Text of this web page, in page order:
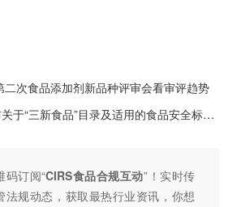
二次食品添加剂新品种评审会看审评趋势
“三新食品”目录及适用的食品安全标准的公告
码订阅“CIRS食品合规互动”！ 实时传
法规动态，获取最热行业资讯， 你想